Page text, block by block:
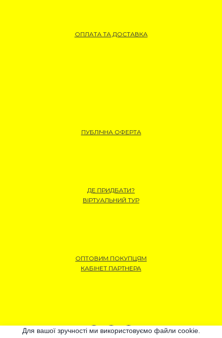
ОПЛАТА ТА ДОСТАВКА
ПУБЛІЧНА ОФЕРТА
ДЕ ПРИДБАТИ?
ВІРТУАЛЬНИЙ ТУР
ОПТОВИМ ПОКУПЦЯМ
КАБІНЕТ ПАРТНЕРА
Для вашої зручності ми використовуємо файли cookie.